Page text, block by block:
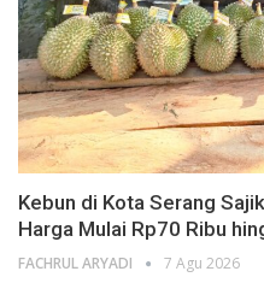
Kebun di Kota Serang
Harga Mulai Rp70 Ribu
FACHRUL ARYADI 7 Agu 2026